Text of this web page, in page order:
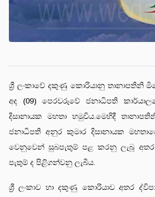
ශ්‍රී ලංකාවේ දකුණු කොරියානු තානාපතිනි
අද (09) පෙරවරුවේ ජනාධිපති
දිසානායක මහතා හමුවිය.මෙහිදී
ජනාධිපති අනුර කුමාර දිසානායක
වෙනුවෙන් සුබපැතුම් පළ කරනු ලැබූ
පැතුම් ද පිළිගන්වනු ලැබීය.
ශ්‍රී ලංකාව හා දකුණු කොරියාව අතර